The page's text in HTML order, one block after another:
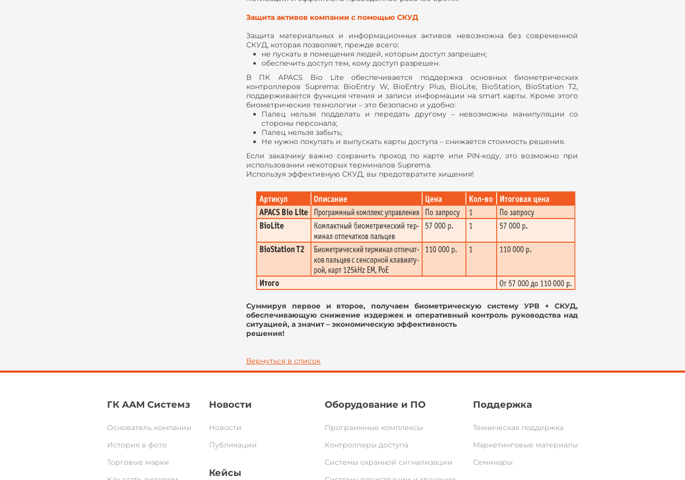
Защита активов компании с помощью СКУД
Защита материальных и информационных активов невозможна без современной
СКУД, которая позволяет, прежде всего:
не пускать в помещения людей, которым доступ запрещен;
обеспечить доступ тем, кому доступ разрешен.
В ПК APACS Bio Lite обеспечивается поддержка основных биометрических
контроллеров Suprema: BioEntry W, BioEntry Plus, BioLite, BioStation, BioStation T2,
поддерживается функция чтения и записи информации на smart карты. Кроме этого
биометрические технологии – это безопасно и удобно:
Палец нельзя подделать и передать другому – невозможны манипуляции со
стороны персонала;
Палец нельзя забыть;
Не нужно покупать и выпускать карты доступа – снижается стоимость решения.
Если заказчику важно сохранить проход по карте или PIN-коду, это возможно при
использовании некоторых терминалов Suprema.
Используя эффективную СКУД, вы предотвратите хищения!
Суммируя первое и второе, получаем биометрическую систему УРВ + СКУД,
обеспечивающую снижение издержек и оперативный контроль руководства над
ситуацией, а значит – экономическую эффективность
решения!
Вернуться в список
ГК ААМ Системз
Основатель компании
История в фото
Торговые марки
Новости
Новости
Публикации
Кейсы
Оборудование и ПО
Программные комплексы
Контроллеры доступа
Системы охранной сигнализации
Поддержка
Техническая поддержка
Маркетинговые материалы
Семинары